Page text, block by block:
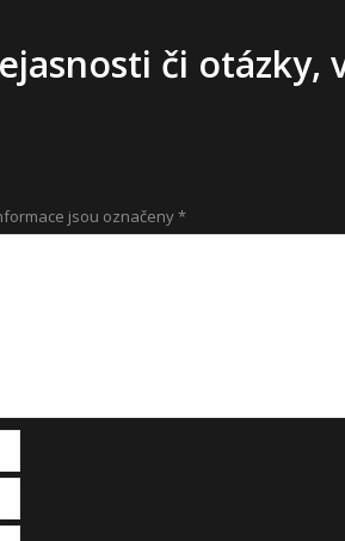
či otázky,
jsou označeny*